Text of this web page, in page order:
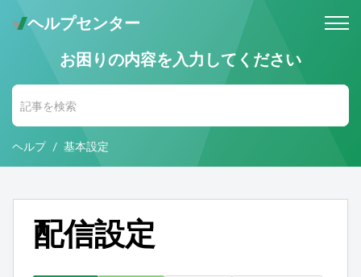
ヘルプセンター
メールでのお問い合わせ
お電話・ Web会議にて対応いたします。
お困りの内容を入力してください
ヘルプ 基本設定
配信設定